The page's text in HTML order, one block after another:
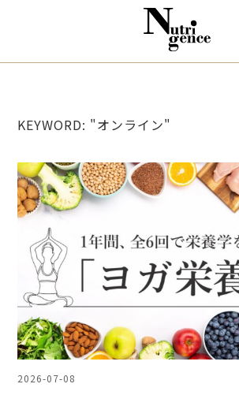
KEYWORD: "オンライン"
2026-07-08